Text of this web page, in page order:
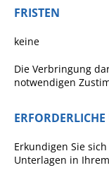
FRISTEN
keine
Die Verbringung
notwendigen
Erkundigen Sie
Unterlagen in